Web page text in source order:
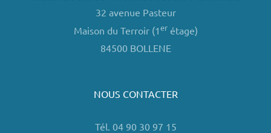
32 avenue Pasteur
Maison du Terroir (1erétage)
84500 BOLLENE
NOUS CONTACTER
Tél. 04 90 30 97 15